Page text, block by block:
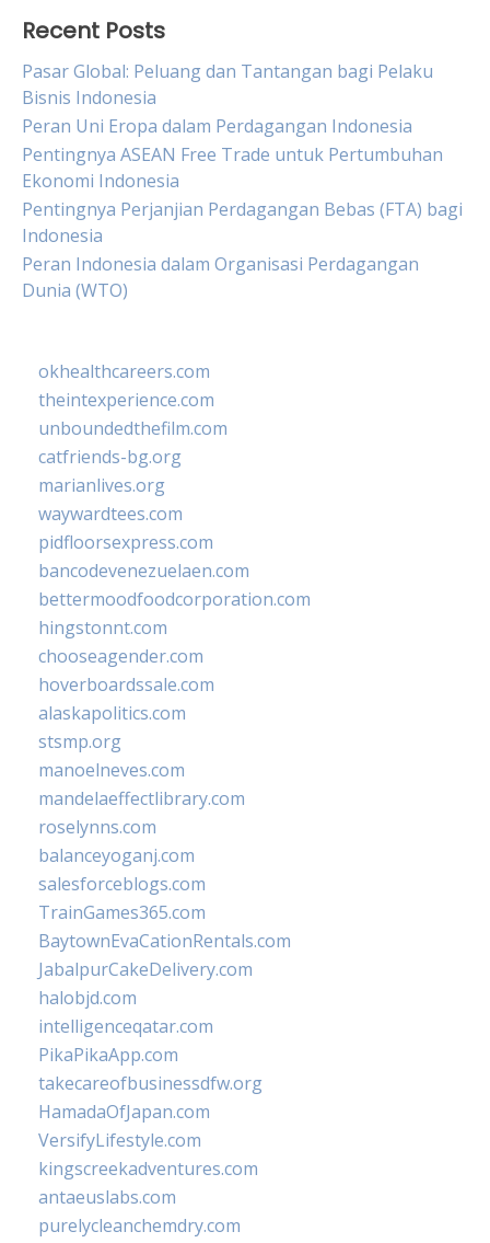
Recent Posts
Pasar Global: Peluang dan Tantangan bagi Pelaku
Bisnis Indonesia
Peran Uni Eropa dalam Perdagangan Indonesia
Pentingnya ASEAN Free Trade untuk Pertumbuhan
Ekonomi Indonesia
Pentingnya Perjanjian Perdagangan Bebas (FTA) bagi
Indonesia
Peran Indonesia dalam Organisasi Perdagangan
Dunia (WTO)
okhealthcareers.com
theintexperience.com
unboundedthefilm.com
catfriends-bg.org
marianlives.org
waywardtees.com
pidfloorsexpress.com
bancodevenezuelaen.com
bettermoodfoodcorporation.com
hingstonnt.com
chooseagender.com
hoverboardssale.com
alaskapolitics.com
stsmp.org
manoelneves.com
mandelaeffectlibrary.com
roselynns.com
balanceyoganj.com
salesforceblogs.com
TrainGames365.com
BaytownEvaCationRentals.com
JabalpurCakeDelivery.com
halobjd.com
intelligenceqatar.com
PikaPikaApp.com
takecareofbusinessdfw.org
HamadaOfJapan.com
VersifyLifestyle.com
kingscreekadventures.com
antaeuslabs.com
purelycleanchemdry.com